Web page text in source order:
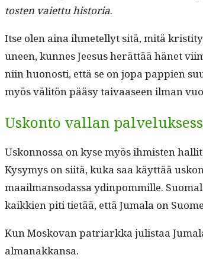
tosten vai­et­tu his­to­ria.
Itse olen aina ihme­tel­lyt sitä, mitä
uneen, kunnes Jeesus herät­tää hänet
niin huonos­ti, että se on jopa pap­pi­en
myös väl­itön pääsy taivaaseen ilman
Uskonto vallan
Uskon­nos­sa on kyse myös ihmis­ten
Kysymys on siitä, kuka saa käyt­tää
maail­man­so­das­sa ydin­pom­mille.
kaikkien piti tietää, että Jumala on
Kun Mosko­van patri­ark­ka julis­taa
almanakkansa.